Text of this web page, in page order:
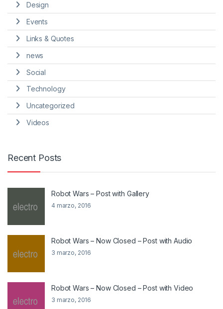
Design
Events
Links & Quotes
news
Social
Technology
Uncategorized
Videos
Recent Posts
Robot Wars – Post with Gallery
4 marzo, 2016
Robot Wars – Now Closed – Post with Audio
3 marzo, 2016
Robot Wars – Now Closed – Post with Video
3 marzo, 2016